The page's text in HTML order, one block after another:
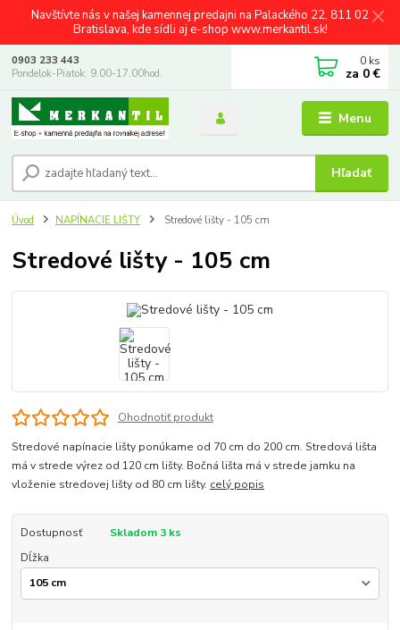
Navštívte nás v našej kamennej predajni na Palackého 22, 811 02
Bratislava, kde sídli aj e-shop www.merkantil.sk!
Menu
Hľadať
0903 233 443
Pondelok-Piatok: 9.00-17.00hod.
0 ks
za 0 €
Úvod NAPÍNACIE LIŠTY Stredové lišty - 105 cm
Stredové lišty - 105 cm
Ohodnotiť produkt
Stredové napínacie lišty ponúkame od 70 cm do 200 cm. Stredová lišta
má v strede výrez od 120 cm lišty. Bočná lišta má v strede jamku na
vloženie stredovej lišty od 80 cm lišty. celý popis
Dostupnosť
Skladom 3 ks
Dĺžka